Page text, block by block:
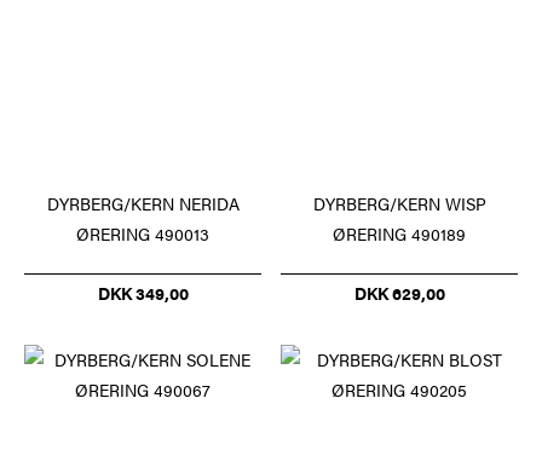
DYRBERG/KERN NERIDA
ØRERING 490013
DKK 349,00
DYRBERG/KERN WISP
ØRERING 490189
DKK 629,00